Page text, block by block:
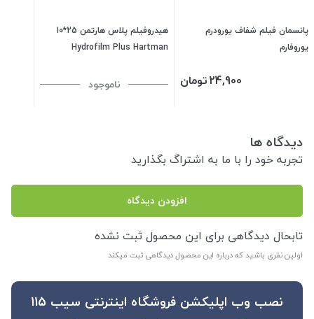
پانسمان فیلم شفاف یورودرم
یوروفارم
24,900تومان
هیدروفیلم پلاس هارتمن 25*10
Hydrofilm Plus Hartman
ناموجود
دیدگاه ها
تجربه خود را با ما به اشتراگ بگذارید
افزودن دیدگاه
تابحال دیدگاهی برای این محصول ثبت نشده
اولین نفری باشید که درباره این محصول دیدگاهی ثبت میکند
نصب وب اپلیکشن فروشگاه اینترنتی سیب 115